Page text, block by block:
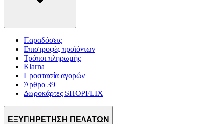
Παραδόσεις
Επιστροφές προϊόντων
Τρόποι πληρωμής
Klarna
Προστασία αγορών
Άρθρο 39
Δωροκάρτες SHOPFLIX
ΕΞΥΠΗΡΕΤΗΣΗ ΠΕΛΑΤΩΝ